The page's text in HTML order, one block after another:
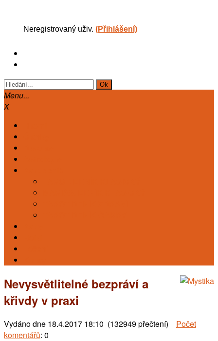
Neregistrovaný uživ. (Přihlášení)
Menu...
X
Nevysvětlitelné bezpráví a
křivdy v praxi
Vydáno dne 18.4.2017 18:10 (132949 přečtení) Počet
komentářů: 0